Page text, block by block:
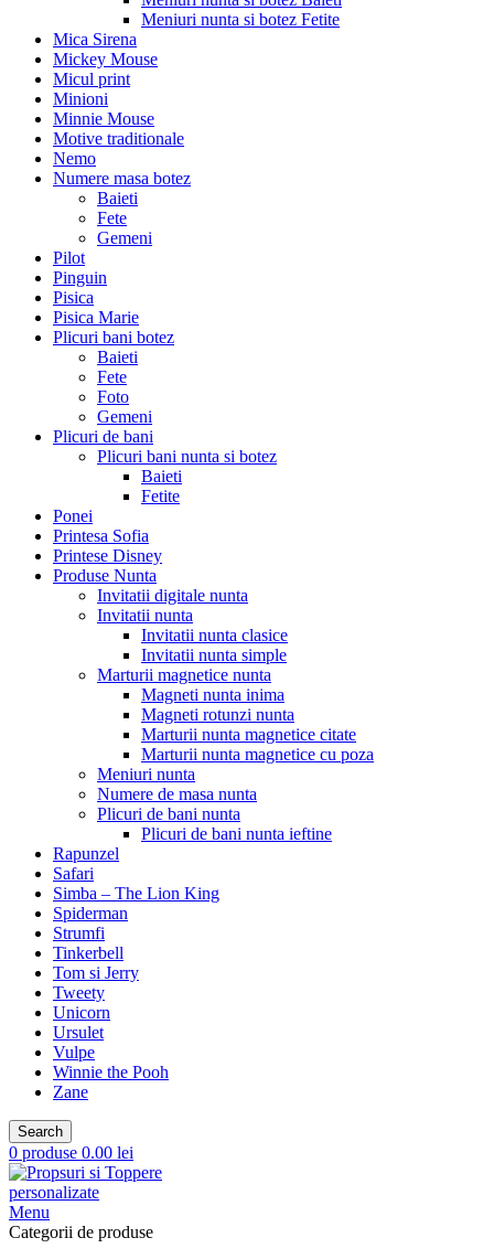
Meniuri nunta si botez Fetite
Mica Sirena
Mickey Mouse
Micul print
Minioni
Minnie Mouse
Motive traditionale
Nemo
Numere masa botez
Baieti
Fete
Gemeni
Pilot
Pinguin
Pisica
Pisica Marie
Plicuri bani botez
Baieti
Fete
Foto
Gemeni
Plicuri de bani
Plicuri bani nunta si botez
Baieti
Fetite
Ponei
Printesa Sofia
Printese Disney
Produse Nunta
Invitatii digitale nunta
Invitatii nunta
Invitatii nunta clasice
Invitatii nunta simple
Marturii magnetice nunta
Magneti nunta inima
Magneti rotunzi nunta
Marturii nunta magnetice citate
Marturii nunta magnetice cu poza
Meniuri nunta
Numere de masa nunta
Plicuri de bani nunta
Plicuri de bani nunta ieftine
Rapunzel
Safari
Simba – The Lion King
Spiderman
Strumfi
Tinkerbell
Tom si Jerry
Tweety
Unicorn
Ursulet
Vulpe
Winnie the Pooh
Zane
Search
0 produse 0.00 lei
Menu
Categorii de produse